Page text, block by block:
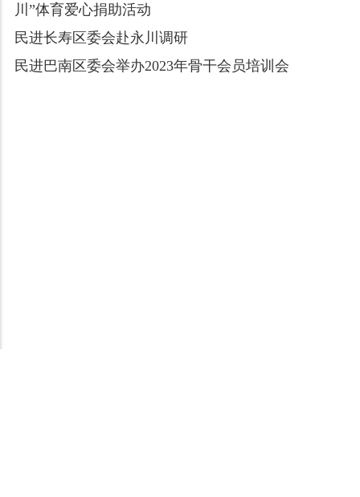
川”体育爱心捐助活动
民进长寿区委会赴永川调研
民进巴南区委会举办2023年骨干会员培训会